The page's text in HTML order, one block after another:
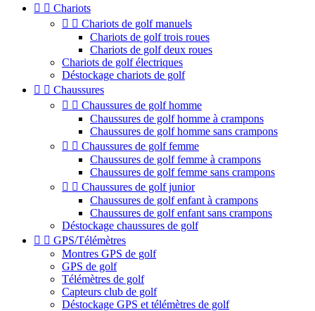
  Chariots
  Chariots de golf manuels
Chariots de golf trois roues
Chariots de golf deux roues
Chariots de golf électriques
Déstockage chariots de golf
  Chaussures
  Chaussures de golf homme
Chaussures de golf homme à crampons
Chaussures de golf homme sans crampons
  Chaussures de golf femme
Chaussures de golf femme à crampons
Chaussures de golf femme sans crampons
  Chaussures de golf junior
Chaussures de golf enfant à crampons
Chaussures de golf enfant sans crampons
Déstockage chaussures de golf
  GPS/Télémètres
Montres GPS de golf
GPS de golf
Télémètres de golf
Capteurs club de golf
Déstockage GPS et télémètres de golf